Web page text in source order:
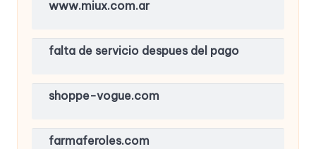
www.miux.com.ar
falta de servicio despues del pago
shoppe-vogue.com
farmaferoles.com